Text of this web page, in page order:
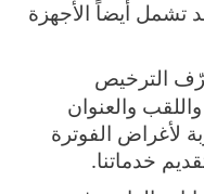
تشمل أيضاً الأجهزة
الترخيص
والعنوان
لأغراض الفوترة
خدماتنا.